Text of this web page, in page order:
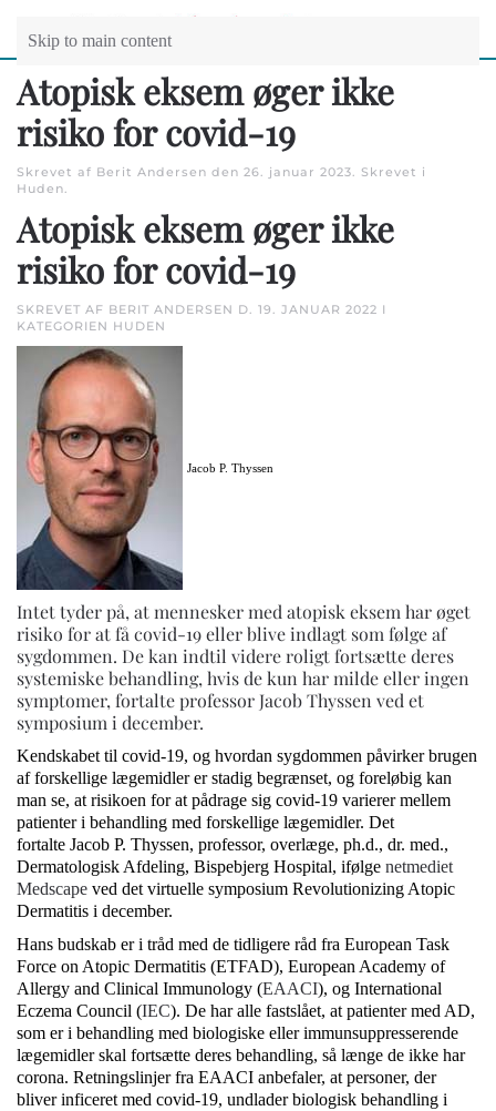
Skip to main content
Atopisk eksem øger ikke
risiko for covid-19
Skrevet af Berit Andersen den 26. januar 2023. Skrevet i
Huden.
Atopisk eksem øger ikke
risiko for covid-19
SKREVET AF BERIT ANDERSEN D. 19. JANUAR 2022 I
KATEGORIEN HUDEN
Jacob P. Thyssen
Intet tyder på, at mennesker med atopisk eksem har øget
risiko for at få covid-19 eller blive indlagt som følge af
sygdommen. De kan indtil videre roligt fortsætte deres
systemiske behandling, hvis de kun har milde eller ingen
symptomer, fortalte professor Jacob Thyssen ved et
symposium i december.
Kendskabet til covid-19, og hvordan sygdommen påvirker brugen
af forskellige lægemidler er stadig begrænset, og foreløbig kan
man se, at risikoen for at pådrage sig covid-19 varierer mellem
patienter i behandling med forskellige lægemidler. Det
fortalte Jacob P. Thyssen, professor, overlæge, ph.d., dr. med.,
Dermatologisk Afdeling, Bispebjerg Hospital, ifølge netmediet
Medscape ved det virtuelle symposium Revolutionizing Atopic
Dermatitis i december.
Hans budskab er i tråd med de tidligere råd fra European Task
Force on Atopic Dermatitis (ETFAD), European Academy of
Allergy and Clinical Immunology (EAACI), og International
Eczema Council (IEC). De har alle fastslået, at patienter med AD,
som er i behandling med biologiske eller immunsuppresserende
lægemidler skal fortsætte deres behandling, så længe de ikke har
corona. Retningslinjer fra EAACI anbefaler, at personer, der
bliver inficeret med covid-19, undlader biologisk behandling i